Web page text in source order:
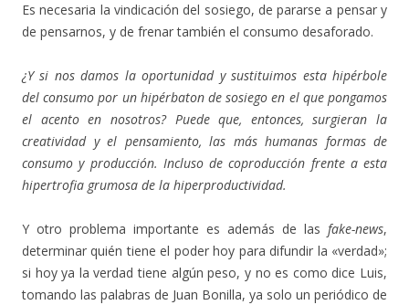
Es necesaria la vindicación del sosiego, de pararse a pensar y
de pensarnos, y de frenar también el consumo desaforado.
¿Y si nos damos la oportunidad y sustituimos esta hipérbole
del consumo por un hipérbaton de sosiego en el que pongamos
el acento en nosotros? Puede que, entonces, surgieran la
creatividad y el pensamiento, las más humanas formas de
consumo y producción. Incluso de coproducción frente a esta
hipertrofia grumosa de la hiperproductividad.
Y otro problema importante es además de las fake-news,
determinar quién tiene el poder hoy para difundir la «verdad»;
si hoy ya la verdad tiene algún peso, y no es como dice Luis,
tomando las palabras de Juan Bonilla, ya solo un periódico de